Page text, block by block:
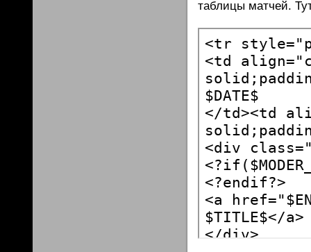
таблицы матчей.